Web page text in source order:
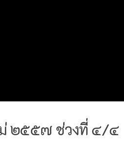
ม่ ๒๕๕๗ ช่วงที่ ๔/๔